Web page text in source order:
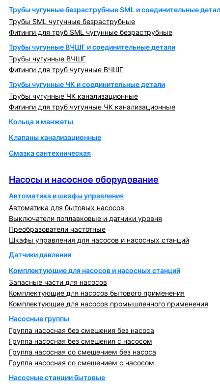
Трубы чугунные безраструбные SML и соединительные
Трубы SML чугунные безраструбные
Фитинги для труб SML чугунные безраструбные
Трубы чугунные ВЧШГ и соединительные детали
Трубы чугунные ВЧШГ
Фитинги для труб чугунные ВЧШГ
Трубы чугунные ЧК и соединительные детали
Трубы чугунные ЧК канализационные
Фитинги для труб чугунные ЧК канализационные
Кольца и манжеты
Клапаны канализационные
Смазка сантехническая
Насосы и насосное оборудование
Автоматика и шкафы управления
Автоматика для бытовых насосов
Выключатели поплавковые и датчики уровня
Преобразователи частотные
Шкафы управления для насосов и насосных станций
Датчики давления
Комплектующие для насосов и насосных станций
Запасные части для насосов
Комплектующие для насосов бытового применения
Комплектующие для насосов промышленного применения
Насосные группы
Группа насосная без смешения без насоса
Группа насосная без смешения с насосом
Группа насосная со смешением без насоса
Группа насосная со смешением с насосом
Насосные станции бытовые